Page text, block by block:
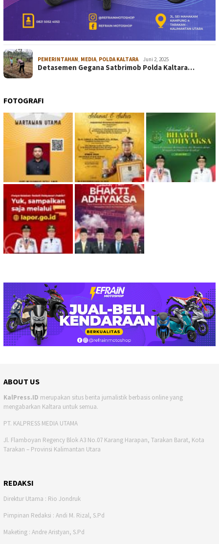
PEMERINTAHAN MEDIA POLDA KALTARA Juni 2, 2025
Detasemen Gegana Satbrimob Polda Kaltara…
FOTOGRAFI
ABOUT US
KalPress.ID merupakan situs berita jurnalistik berbasis online yang
mengabarkan Kaltara untuk semua.
PT. KALPRESS MEDIA UTAMA
Jl. Flamboyan Regency Blok A3 No.07 Karang Harapan, Tarakan Barat, Kota
Tarakan – Provinsi Kalimantan Utara
REDAKSI
Direktur Utama : Rio Jondruk
Pimpinan Redaksi : Andi M. Rizal, S.Pd
Maketing : Andre Aristyan, S.Pd